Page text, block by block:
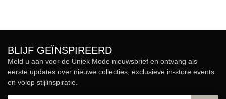
BLIJF GEÏNSPIREERD
Meld u aan voor de Uniek Mode nieuwsbrief en ontvang als
eerste updates over nieuwe collecties, exclusieve in-store events
en volop stijlinspiratie.